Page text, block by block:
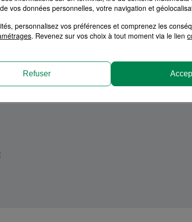
vos données personnelles, votre navigation et
personnalisez vos préférences et comprenez les
. Revenez sur vos choix à tout moment via le lien
Refuser